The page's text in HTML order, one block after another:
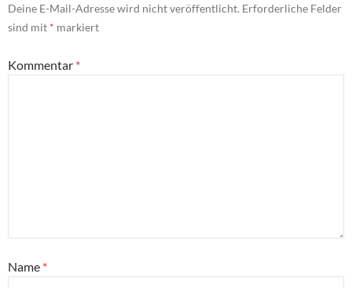
Deine E-Mail-Adresse wird nicht veröffentlicht. Erforderliche Felder
sind mit * markiert
Kommentar *
Name *